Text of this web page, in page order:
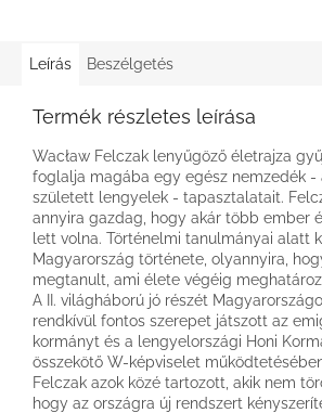
Leírás Beszélgetés
Termék részletes leírása
Wacław Felczak lenyűgöző életrajza
foglalja magába egy egész nemzedék -
született lengyelek - tapasztalatait.
annyira gazdag, hogy akár több ember
lett volna. Történelmi tanulmányai alatt
Magyarország története, olyannyira,
megtanult, ami élete végéig
A II. világháború jó részét
rendkívül fontos szerepet játszott az
kormányt és a lengyelországi Honi
összekötő W-képviselet
Felczak azok közé tartozott, akik nem
hogy az országra új rendszert